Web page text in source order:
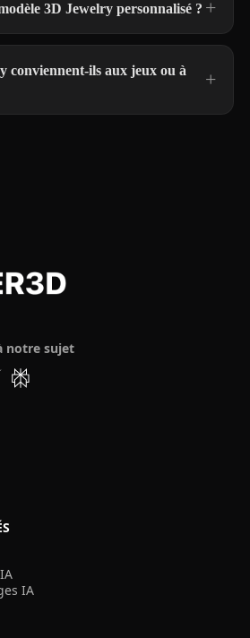
3D Jewelry personnalisé ?
conviennent-ils aux jeux ou à
notre sujet
IA